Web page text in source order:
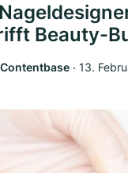
Beauty-
‧ 13.